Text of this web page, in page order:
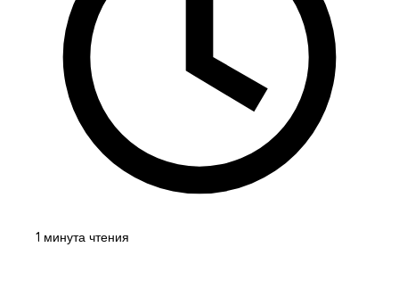
1 минута чтения